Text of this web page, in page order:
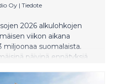
Oy | Tiedote
2026 alkulohkojen
viikon aikana
miljoonaa suomalaista.
päivinä ennätyksiä.